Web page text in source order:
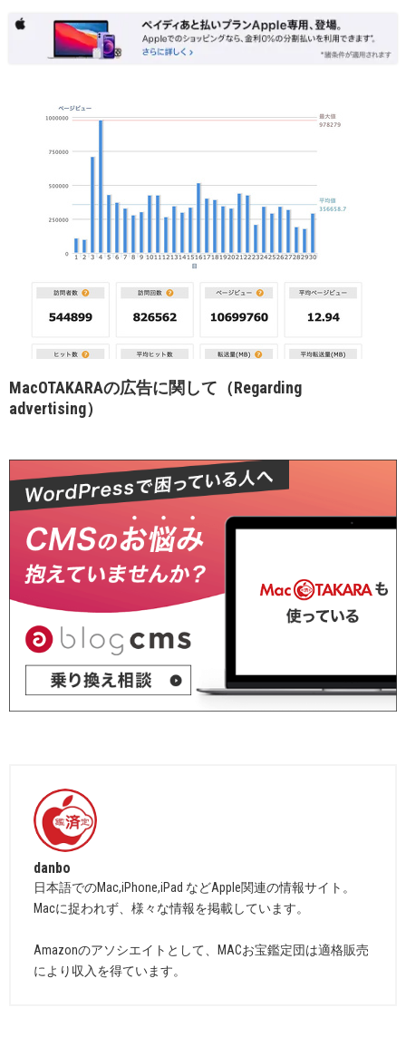
MacOTAKARAの広告に関して（Regarding
advertising）
danbo
日本語でのMac,iPhone,iPad などApple関連の情報サイト。
Macに捉われず、様々な情報を掲載しています。
Amazonのアソシエイトとして、MACお宝鑑定団は適格販売
により収入を得ています。